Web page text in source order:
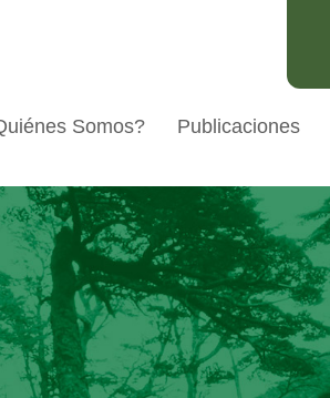
Somos? Publicaciones